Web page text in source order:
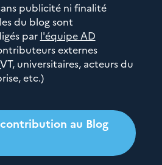
publicité ni finalité
du blog sont
par l'équipe AD
externes
universitaires, acteurs du
etc.)
au Blog